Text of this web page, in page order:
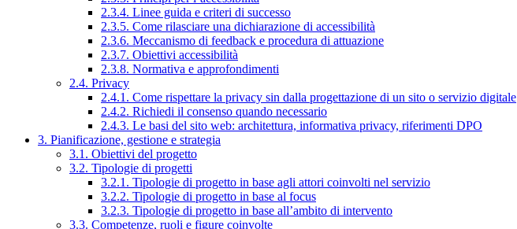
2.3.4. Linee guida e criteri di successo
2.3.5. Come rilasciare una dichiarazione di accessibilità
2.3.6. Meccanismo di feedback e procedura di attuazione
2.3.7. Obiettivi accessibilità
2.3.8. Normativa e approfondimenti
2.4. Privacy
2.4.1. Come rispettare la privacy sin dalla progettazione di un sito o servizio digitale
2.4.2. Richiedi il consenso quando necessario
2.4.3. Le basi del sito web: architettura, informativa privacy, riferimenti DPO
3. Pianificazione, gestione e strategia
3.1. Obiettivi del progetto
3.2. Tipologie di progetti
3.2.1. Tipologie di progetto in base agli attori coinvolti nel servizio
3.2.2. Tipologie di progetto in base al focus
3.2.3. Tipologie di progetto in base all’ambito di intervento
3.3. Competenze, ruoli e figure coinvolte